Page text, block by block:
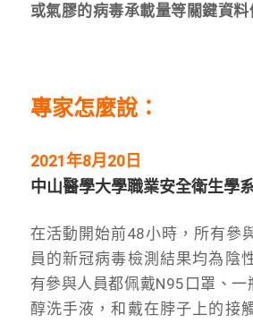
或氣膠的病毒承載量等關鍵資料
專家怎麼說：
2021年8月20日
中山醫學大學職業安全衛生學
在活動開始前48小時，所有參
員的新冠病毒檢測結果均為陰
有參與人員都佩戴N95口罩、一
醇洗手液，和戴在脖子上的接